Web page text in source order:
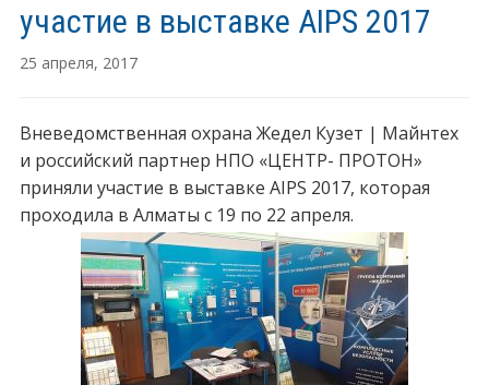
участие в выставке АIPS 2017
25 апреля, 2017
Вневедомственная охрана Жедел Кузет | Майнтех
и российский партнер НПО «ЦЕНТР- ПРОТОН»
приняли участие в выставке АIPS 2017, которая
проходила в Алматы с 19 по 22 апреля.